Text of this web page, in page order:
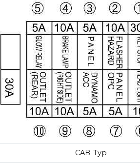
CAB-Typ